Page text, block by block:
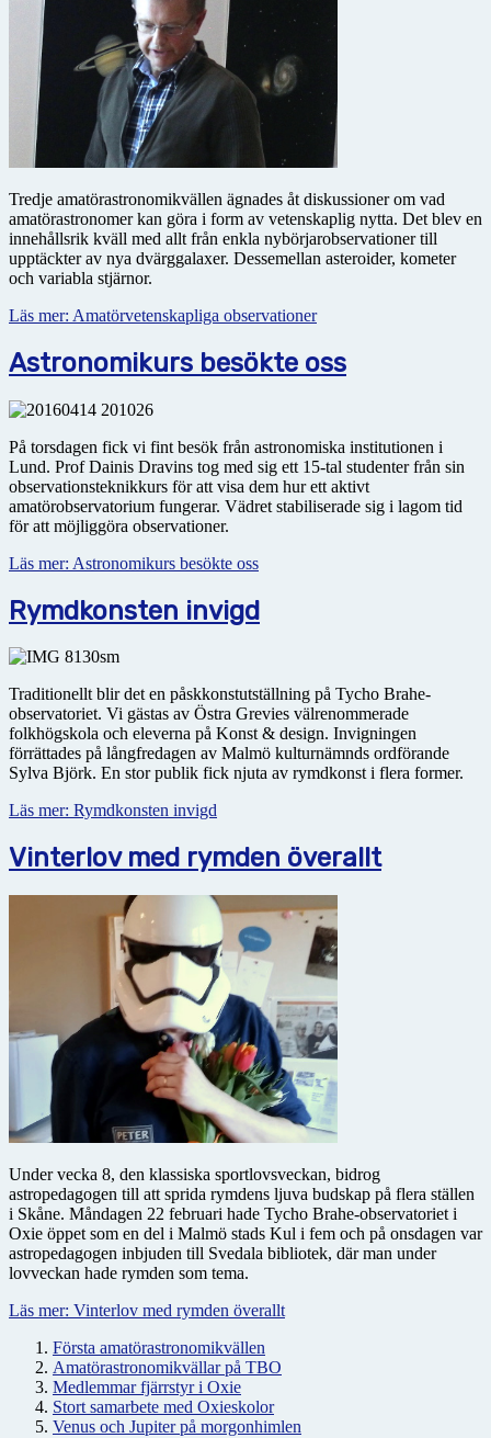
Tredje amatörastronomikvällen ägnades åt diskussioner om vad
amatörastronomer kan göra i form av vetenskaplig nytta. Det blev en
innehållsrik kväll med allt från enkla nybörjarobservationer till
upptäckter av nya dvärggalaxer. Dessemellan asteroider, kometer
och variabla stjärnor.
Läs mer: Amatörvetenskapliga observationer
Astronomikurs besökte oss
På torsdagen fick vi fint besök från astronomiska institutionen i
Lund. Prof Dainis Dravins tog med sig ett 15-tal studenter från sin
observationsteknikkurs för att visa dem hur ett aktivt
amatörobservatorium fungerar. Vädret stabiliserade sig i lagom tid
för att möjliggöra observationer.
Läs mer: Astronomikurs besökte oss
Rymdkonsten invigd
Traditionellt blir det en påskkonstutställning på Tycho Brahe-
observatoriet. Vi gästas av Östra Grevies välrenommerade
folkhögskola och eleverna på Konst & design. Invigningen
förrättades på långfredagen av Malmö kulturnämnds ordförande
Sylva Björk. En stor publik fick njuta av rymdkonst i flera former.
Läs mer: Rymdkonsten invigd
Vinterlov med rymden överallt
Under vecka 8, den klassiska sportlovsveckan, bidrog
astropedagogen till att sprida rymdens ljuva budskap på flera ställen
i Skåne. Måndagen 22 februari hade Tycho Brahe-observatoriet i
Oxie öppet som en del i Malmö stads Kul i fem och på onsdagen var
astropedagogen inbjuden till Svedala bibliotek, där man under
lovveckan hade rymden som tema.
Läs mer: Vinterlov med rymden överallt
Första amatörastronomikvällen
Amatörastronomikvällar på TBO
Medlemmar fjärrstyr i Oxie
Stort samarbete med Oxieskolor
Venus och Jupiter på morgonhimlen